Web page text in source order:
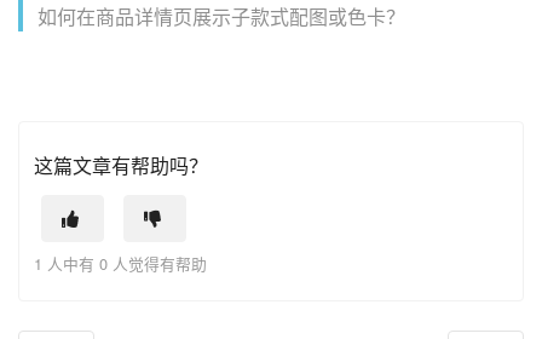
如何在商品详情页展示子款式配图或色卡？
这篇文章有帮助吗？
1 人中有 0 人觉得有帮助